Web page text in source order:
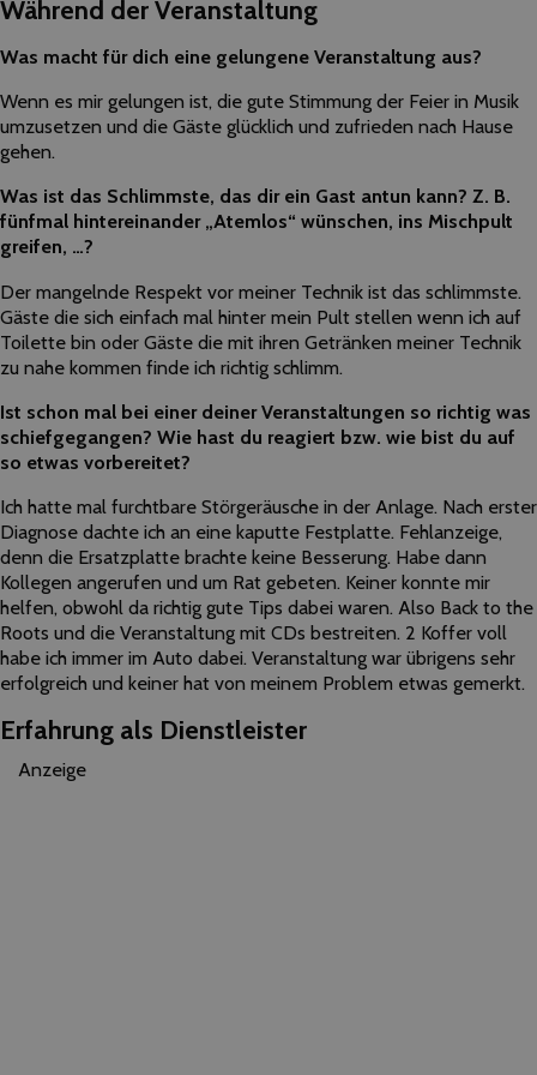
Während der Veranstaltung
Was macht für dich eine gelungene Veranstaltung aus?
Wenn es mir gelungen ist, die gute Stimmung der Feier in Musik
umzusetzen und die Gäste glücklich und zufrieden nach Hause
gehen.
Was ist das Schlimmste, das dir ein Gast antun kann? Z. B.
fünfmal hintereinander „Atemlos“ wünschen, ins Mischpult
greifen, …?
Der mangelnde Respekt vor meiner Technik ist das schlimmste.
Gäste die sich einfach mal hinter mein Pult stellen wenn ich auf
Toilette bin oder Gäste die mit ihren Getränken meiner Technik
zu nahe kommen finde ich richtig schlimm.
Ist schon mal bei einer deiner Veranstaltungen so richtig was
schiefgegangen? Wie hast du reagiert bzw. wie bist du auf
so etwas vorbereitet?
Ich hatte mal furchtbare Störgeräusche in der Anlage. Nach erster
Diagnose dachte ich an eine kaputte Festplatte. Fehlanzeige,
denn die Ersatzplatte brachte keine Besserung. Habe dann
Kollegen angerufen und um Rat gebeten. Keiner konnte mir
helfen, obwohl da richtig gute Tips dabei waren. Also Back to the
Roots und die Veranstaltung mit CDs bestreiten. 2 Koffer voll
habe ich immer im Auto dabei. Veranstaltung war übrigens sehr
erfolgreich und keiner hat von meinem Problem etwas gemerkt.
Erfahrung als Dienstleister
Anzeige